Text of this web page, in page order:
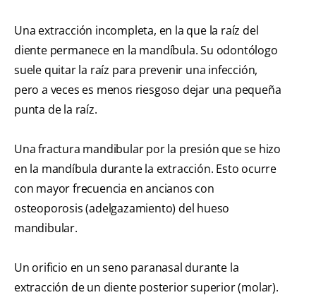
Una extracción incompleta, en la que la raíz del
diente permanece en la mandíbula. Su odontólogo
suele quitar la raíz para prevenir una infección,
pero a veces es menos riesgoso dejar una pequeña
punta de la raíz.
Una fractura mandibular por la presión que se hizo
en la mandíbula durante la extracción. Esto ocurre
con mayor frecuencia en ancianos con
osteoporosis (adelgazamiento) del hueso
mandibular.
Un orificio en un seno paranasal durante la
extracción de un diente posterior superior (molar).